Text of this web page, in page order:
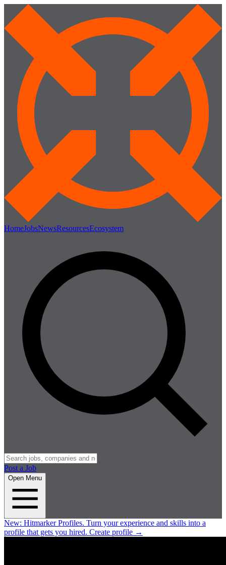
HomeJobsNewsResourcesEcosystem
Post a Job
Open Menu
New: Hitmarker Profiles. Turn your experience and skills into a
profile that gets you hired. Create profile →